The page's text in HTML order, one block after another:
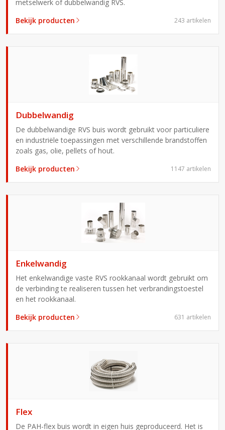
metselwerk of dubbelwandig RVS.
Bekijk producten
243 artikelen
Dubbelwandig
De dubbelwandige RVS buis wordt gebruikt voor particuliere
en in­dus­triële toepassingen met ver­schil­lende brand­stoffen
zoals gas, olie, pellets of hout.
Bekijk producten
1147 artikelen
Enkelwandig
Het enkelwandige vaste RVS rookkanaal wordt gebruikt om
de verbinding te realiseren tussen het verbrandingstoestel
en het rookkanaal.
Bekijk producten
631 artikelen
Flex
De PAH-flex buis wordt in eigen huis geproduceerd. Het is